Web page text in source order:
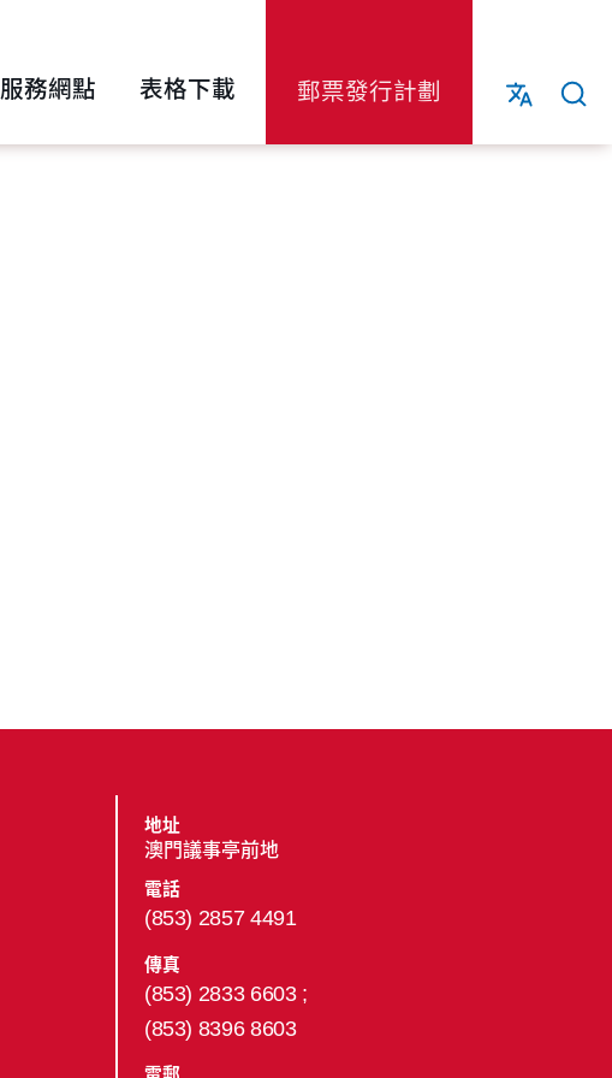
服務網點 表格下載 郵票發行計劃
地址
澳門議事亭前地
電話
(853) 2857 4491
傳真
(853) 2833 6603 ;
(853) 8396 8603
電郵